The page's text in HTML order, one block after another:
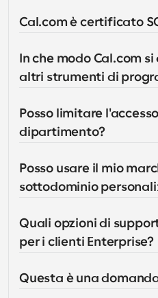
Cal.com è certificato
In che modo Cal.com
altri strumenti di
Posso limitare
dipartimento?
Posso usare il mio
sottodominio
Quali opzioni di
per i clienti Enterprise?
Questa è una